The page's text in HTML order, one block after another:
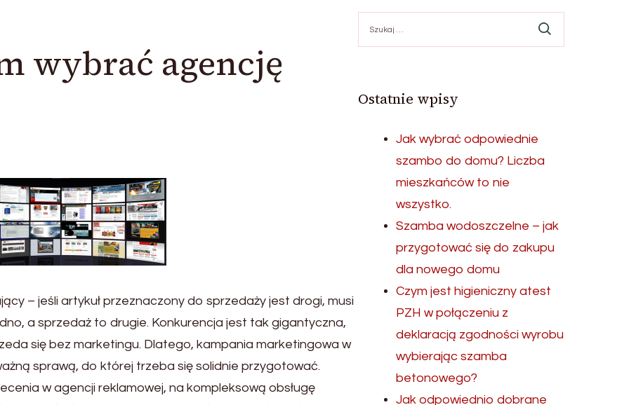
wybrać agencję
– jeśli artykuł przeznaczony do sprzedaży jest drogi, musi
a sprzedaż to drugie. Konkurencja jest tak gigantyczna,
się bez marketingu. Dlatego, kampania marketingowa w
sprawą, do której trzeba się solidnie przygotować.
w agencji reklamowej, na kompleksową obsługę
Ostatnie wpisy
Jak wybrać odpowiednie
szambo do domu? Liczba
mieszkańców to nie
wszystko.
Szamba wodoszczelne – jak
przygotować się do zakupu
dla nowego domu
Czym jest higieniczny atest
PZH w połączeniu z
deklaracją zgodności wyrobu
wybierając szamba
betonowego?
Jak odpowiednio dobrane